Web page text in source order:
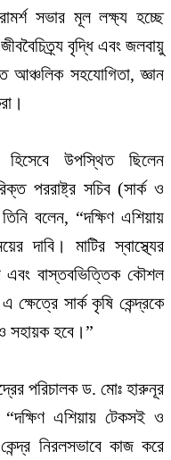
সভার মূল লক্ষ্য হচ্ছে
বৃদ্ধি এবং জলবায়ু
আঞ্চলিক সহযোগিতা, জ্ঞান
উপস্থিত ছিলেন
পররাষ্ট্র সচিব (সার্ক ও
বলেন, “দক্ষিণ এশিয়ায়
দাবি। মাটির স্বাস্থ্যের
এবং বাস্তবভিত্তিক কৌশল
সার্ক কৃষি কেন্দ্রকে
সহায়ক হবে।”
পরিচালক ড. মোঃ হারুনূর
এশিয়ায় টেকসই ও
নিরলসভাবে কাজ করে